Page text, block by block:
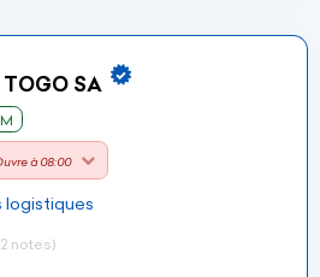
TOGO SA
à 08:00
logistiques
notes)